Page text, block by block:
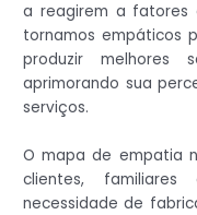
a reagirem a fatores
tornamos empáticos
produzir melhores
aprimorando sua
serviços.
O mapa de empatia
clientes,
necessidade de